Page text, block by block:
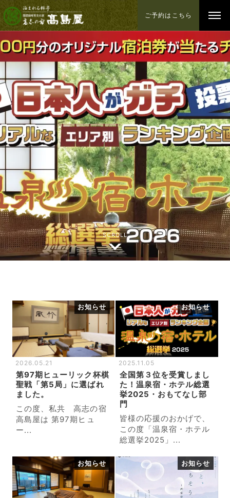
ご予約はこちら
SCROLL
お知らせ
2026.05.21
第97期ヒューリック杯棋
聖戦「第5局」に選ばれ
ました。
この度、私共 高志の宿
高島屋は 第97期ヒュ
ー...
お知らせ
2025.11.05
全国第３位を受賞しまし
た！温泉宿・ホテル総選
挙2025・おもてなし部
門
皆様の応援のおかげで、
この度「温泉宿・ホテル
総選挙2025」...
お知らせ お知らせ